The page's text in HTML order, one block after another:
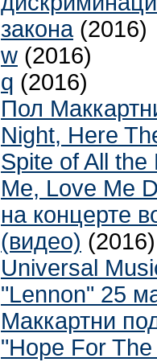
закона (2016)
w (2016)
q (2016)
Пол
Night, Here
Spite of All the
Me, Love Me
на концерте
(видео) (2016)
Universal
"Lennon" 25
Маккартни
"Hope For